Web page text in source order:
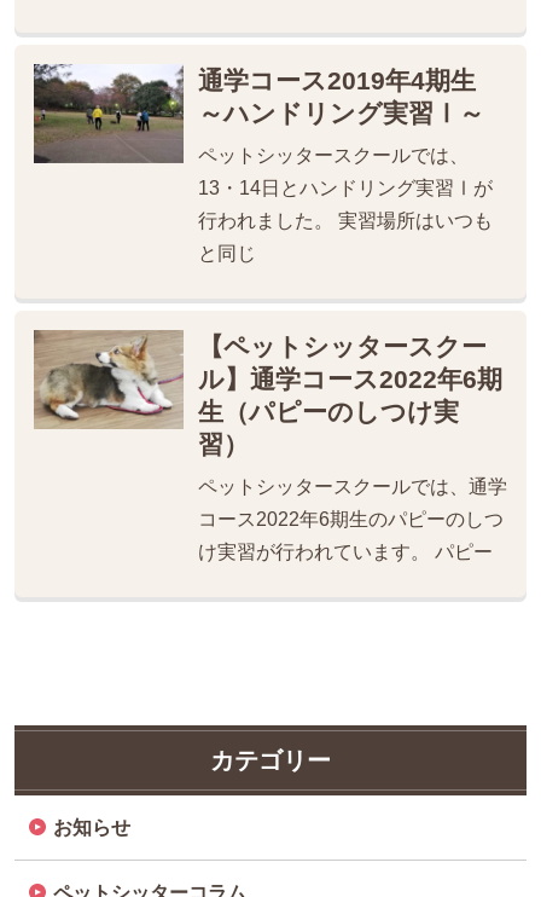
通学コース2019年4期生
～ハンドリング実習Ⅰ～
ペットシッタースクールでは、
13・14日とハンドリング実習Ⅰが
行われました。 実習場所はいつも
と同じ
【ペットシッタースクー
ル】通学コース2022年6期
生（パピーのしつけ実
習）
ペットシッタースクールでは、通学
コース2022年6期生のパピーのしつ
け実習が行われています。 パピー
カテゴリー
お知らせ
ペットシッターコラム